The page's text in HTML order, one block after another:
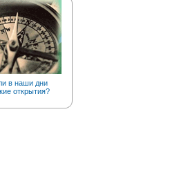
в наши дни
открытия?